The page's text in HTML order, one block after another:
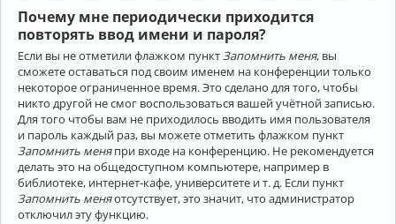
Почему мне периодически приходится
повторять ввод имени и пароля?
Если вы не отметили флажком пунктЗапомнить меня, вы
сможете оставаться под своим именем на конференции только
некоторое ограниченное время. Это сделано для того, чтобы
никто другой не смог воспользоваться вашей учётной записью.
Для того чтобы вам не приходилось вводить имя пользователя
и пароль каждый раз, вы можете отметить флажком пункт
Запомнить меняпри входе на конференцию. Не рекомендуется
делать это на общедоступном компьютере, например в
библиотеке, интернет-кафе, университете и т. д. Если пункт
Запомнить меняотсутствует, это значит, что администратор
отключил эту функцию.